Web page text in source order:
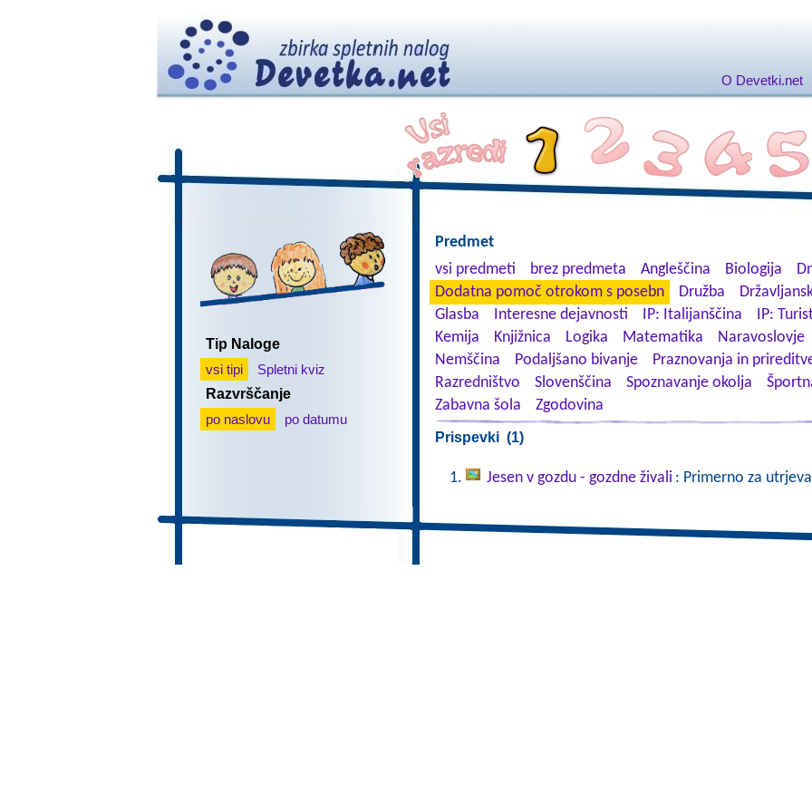
O Devetki.net
Tip Naloge
vsi tipi
Spletni kviz
Razvrščanje
po naslovu
po datumu
Predmet
vsi predmeti
brez predmeta Angleščina Biologija
Dodatna pomoč otrokom s posebn
Družba
Glasba
Interesne dejavnosti IP: Italijanščina
IP:
Kemija
Knjižnica Logika Matematika
Naravoslovje
Nemščina
Podaljšano bivanje
Praznovanja in
Razredništvo
Slovenščina Spoznavanje okolja
Zabavna šola
Zgodovina
Prispevki (1)
Jesen v gozdu - gozdne živali : Primerno za